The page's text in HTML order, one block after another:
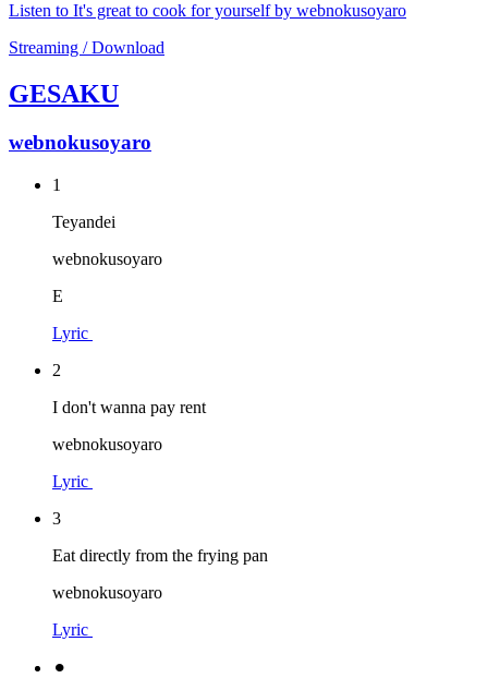
Listen to It's great to cook for yourself by webnokusoyaro
Streaming / Download
GESAKU
webnokusoyaro
1
Teyandei
webnokusoyaro
E
Lyric
2
I don't wanna pay rent
webnokusoyaro
Lyric
3
Eat directly from the frying pan
webnokusoyaro
Lyric
⚫︎